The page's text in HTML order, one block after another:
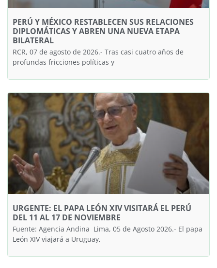
PERÚ Y MÉXICO RESTABLECEN SUS RELACIONES
DIPLOMÁTICAS Y ABREN UNA NUEVA ETAPA
BILATERAL
RCR, 07 de agosto de 2026.- ​Tras casi cuatro años de
profundas fricciones políticas y
URGENTE: EL PAPA LEÓN XIV VISITARÁ EL PERÚ
DEL 11 AL 17 DE NOVIEMBRE
Fuente: Agencia Andina Lima, 05 de Agosto 2026.- El papa
León XIV viajará a Uruguay,